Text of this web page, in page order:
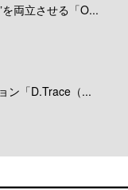
を両立させる「O...
ン「D.Trace（...